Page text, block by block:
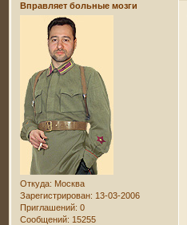
Вправляет больные мозги
Откуда: Москва
Зарегистрирован: 13-03-2006
Приглашений: 0
Сообщений: 15255